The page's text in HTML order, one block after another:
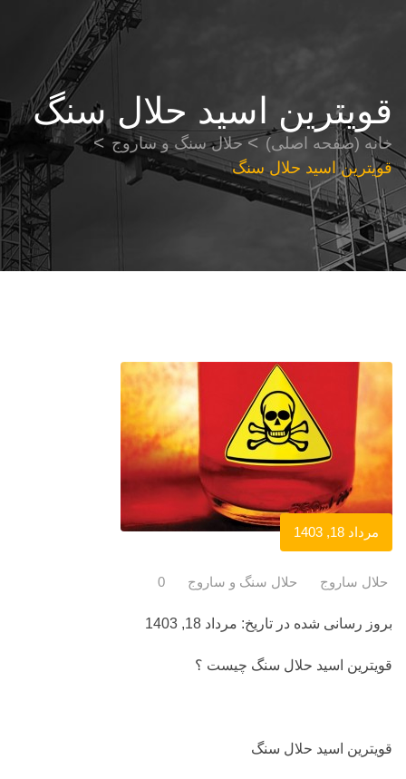
قویترین اسید حلال سنگ
خانه (صفحه اصلی)
حلال سنگ و ساروج
قویترین اسید حلال سنگ
مرداد 18, 1403
حلال ساروج حلال سنگ و ساروج 0
بروز رسانی شده در تاریخ: مرداد 18, 1403
قویترین اسید حلال سنگ چیست ؟
قویترین اسید حلال سنگ